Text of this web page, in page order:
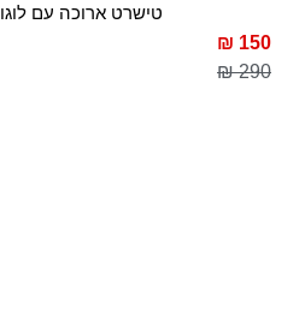
טישרט ארוכה עם לוגו D קטן - לבן
150 ₪
290 ₪